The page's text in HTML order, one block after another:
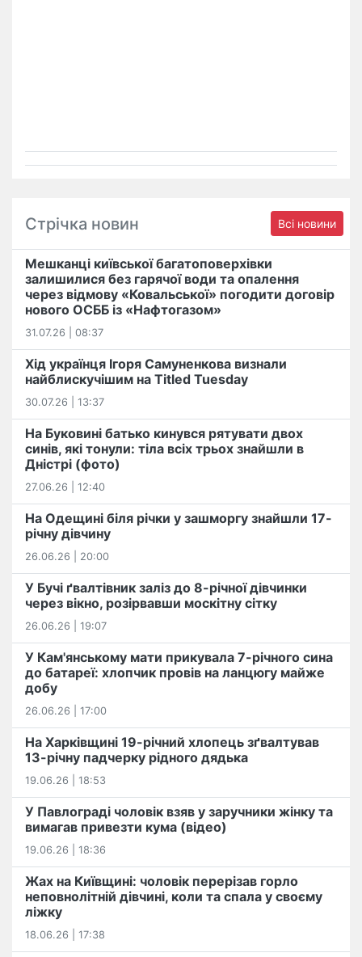
Стрічка новин Всі новини
Мешканці київської багатоповерхівки
залишилися без гарячої води та опалення
через відмову «Ковальської» погодити договір
нового ОСББ із «Нафтогазом»
31.07.26 | 08:37
Хід українця Ігоря Самуненкова визнали
найблискучішим на Titled Tuesday
30.07.26 | 13:37
На Буковині батько кинувся рятувати двох
синів, які тонули: тіла всіх трьох знайшли в
Дністрі (фото)
27.06.26 | 12:40
На Одещині біля річки у зашморгу знайшли 17-
річну дівчину
26.06.26 | 20:00
У Бучі ґвалтівник заліз до 8-річної дівчинки
через вікно, розірвавши москітну сітку
26.06.26 | 19:07
У Кам'янському мати прикувала 7-річного сина
до батареї: хлопчик провів на ланцюгу майже
добу
26.06.26 | 17:00
На Харківщині 19-річний хлопець​ ️зґвалтував
13-річну падчерку рідного дядька
19.06.26 | 18:53
У Павлограді чоловік взяв у заручники жінку та
вимагав привезти кума (відео)
19.06.26 | 18:36
Жах на Київщині: чоловік перерізав горло
неповнолітній дівчині, коли та спала у своєму
ліжку
18.06.26 | 17:38